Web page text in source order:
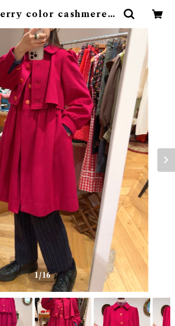
color cashmere c
1/16